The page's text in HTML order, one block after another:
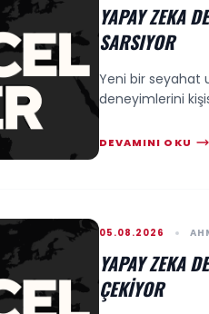
YAPAY ZEKA
SARSIYOR
Yeni bir seyahat
deneyimlerini
DEVAMINI OKU
05.08.2026
YAPAY ZEKA
ÇEKIYOR